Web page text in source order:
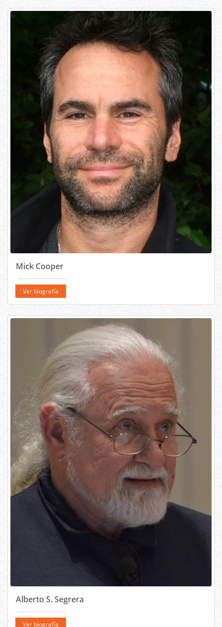
Mick Cooper
Ver biografía
Alberto S. Segrera
Ver biografía